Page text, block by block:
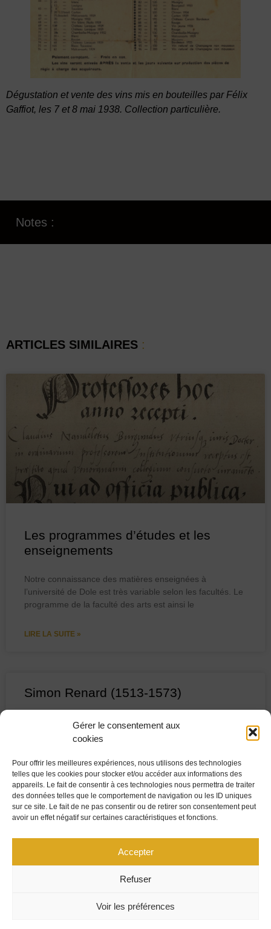
Gérer le consentement aux
cookies
Pour offrir les meilleures expériences, nous utilisons des technologies
telles que les cookies pour stocker et/ou accéder aux informations des
appareils. Le fait de consentir à ces technologies nous permettra de traiter
des données telles que le comportement de navigation ou les ID uniques
sur ce site. Le fait de ne pas consentir ou de retirer son consentement peut
avoir un effet négatif sur certaines caractéristiques et fonctions.
Accepter
Refuser
Voir les préférences
Dégustation et vente des vins mis en bouteilles par Félix
Gaffiot, les 7 et 8 mai 1938. Collection particulière.
Notes :
ARTICLES SIMILAIRES :
Les programmes d’études et les
enseignements
Notre connaissance des matières enseignées à
l’université de Dole est très variable selon les facultés. Le
programme de la faculté des arts est ainsi le
LIRE LA SUITE »
Simon Renard (1513-1573)
Dans les premières scènes de son drame intitulé
Marie Tudor, Victor Hugo glisse, à plusieurs reprises, le
l’origine et la nature
LIRE LA SUITE »
CENTRE JURIDIQUE
POLITIQUE DE COOKIES (UE)